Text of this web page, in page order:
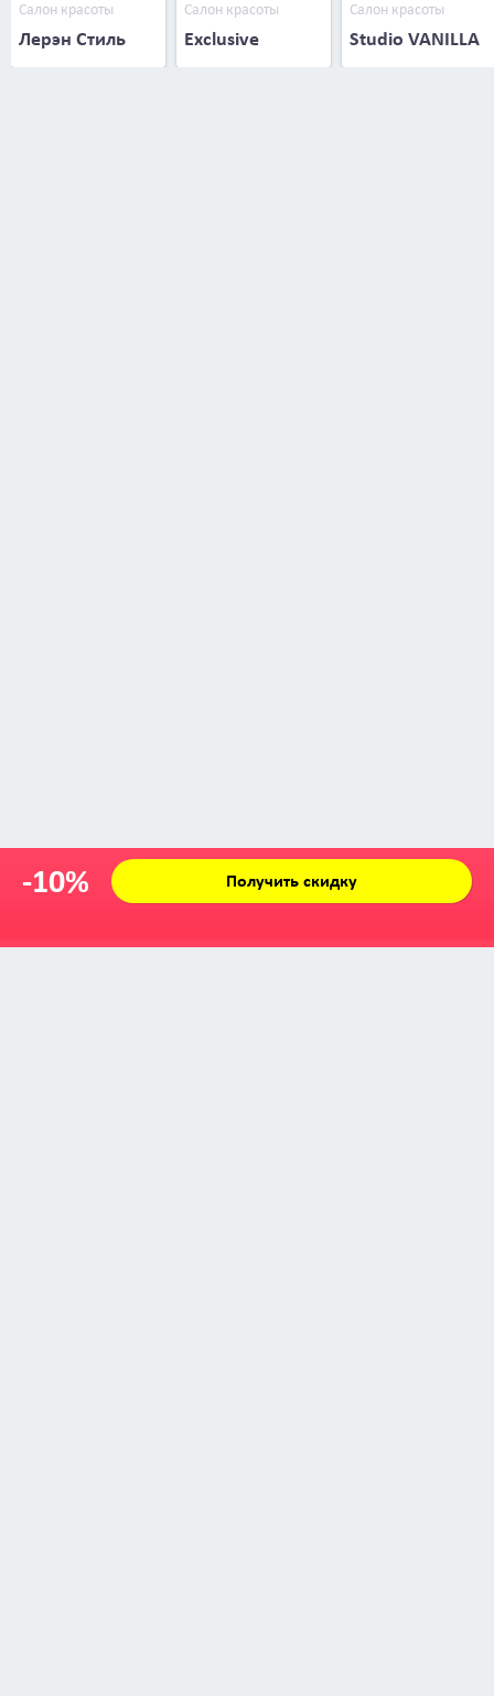
-10% Получить скидку
Салон красоты
Лерэн Стиль
Салон красоты
Exclusive
Салон красоты
Studio VANILLA